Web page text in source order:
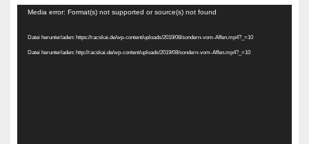
Video-
Media error: Format(s) not supported or source(s) not found
Datei herunterladen: https://racskai.de/wp-content/uploads/2019/08/sondern-vom-Affen.mp4?_=10
Datei herunterladen: http://racskai.de/wp-content/uploads/2019/08/sondern-vom-Affen.mp4?_=10